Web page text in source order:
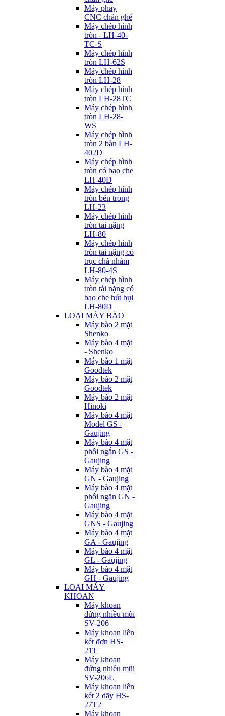
Máy phay
CNC chân ghế
Máy chép hình
tròn - LH-40-
TC-S
Máy chép hình
tròn LH-62S
Máy chép hình
tròn LH-28
Máy chép hình
tròn LH-28TC
Máy chép hình
tròn LH-28-
WS
Máy chép hình
tròn 2 bàn LH-
402D
Máy chép hình
tròn có bao che
LH-40D
Máy chép hình
tròn bên trong
LH-23
Máy chép hình
tròn tải nặng
LH-80
Máy chép hình
tròn tải nặng có
trục chà nhám
LH-80-4S
Máy chép hình
tròn tải nặng có
bao che hút bụi
LH-80D
LOẠI MÁY BÀO
Máy bào 2 mặt
Shenko
Máy bào 4 mặt
- Shenko
Máy bào 1 mặt
Goodtek
Máy bào 2 mặt
Goodtek
Máy bào 2 mặt
Hinoki
Máy bào 4 mặt
Model GS -
Gaujing
Máy bào 4 mặt
phôi ngắn GS -
Gaujing
Máy bào 4 mặt
GN - Gaujing
Máy bào 4 mặt
phôi ngắn GN -
Gaujing
Máy bào 4 mặt
GNS - Gaujing
Máy bào 4 mặt
GA - Gaujing
Máy bào 4 mặt
GL - Gaujing
Máy bào 4 mặt
GH - Gaujing
LOẠI MÁY
KHOAN
Máy khoan
đứng nhiều mũi
SV-206
Máy khoan liên
kết đơn HS-
21T
Máy khoan
đứng nhiều mũi
SV-206L
Máy khoan liên
kết 2 dãy HS-
27T2
Máy khoan